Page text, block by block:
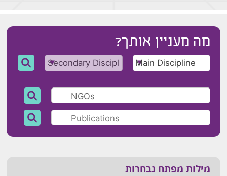
מה מעניין אותך?
מילות מפתח נבחרות